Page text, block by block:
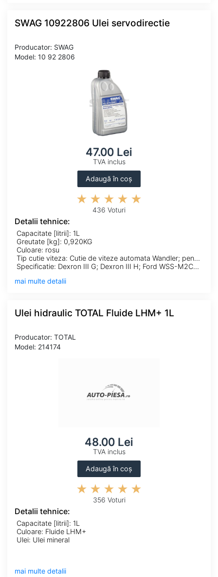
SWAG 10922806 Ulei servodirectie
Producator: SWAG
Model: 10 92 2806
47.00 Lei
TVA inclus
Adaugă în coș
436 Voturi
Detalii tehnice:
Capacitate [litrii]: 1L
Greutate [kg]: 0,920KG
Culoare: rosu
Tip cutie viteza: Cutie de viteze automata Wandler; pentru cutie automata
Specificatie: Dexron III G; Dexron III H; Ford WSS-M2C195-A; Ford WSS-M2C202-B; Ford WSS-M2C919-E; Ford WSS-M2C922-A1; Ford WSS-M2C938-A; Honda Z1; MAN 339 V1; MAN 339 V2; MAN 339 Z2; MB 235.71; MB 236.10; MB 236.13; MB 236.6; MB 236.9; Mercon V; Peugeot ZF 4HP 14; Peugeot ZF 4HP 18; VW TL 52533; ZF TE-ML 14C
mai multe detalii
Ulei hidraulic TOTAL Fluide LHM+ 1L
Producator: TOTAL
Model: 214174
48.00 Lei
TVA inclus
Adaugă în coș
356 Voturi
Detalii tehnice:
Capacitate [litrii]: 1L
Culoare: Fluide LHM+
Ulei: Ulei mineral
mai multe detalii